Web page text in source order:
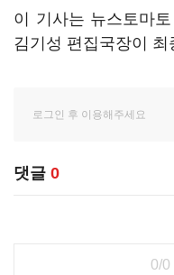
이 기사는 뉴스토마
김기성 편집국장이 최
댓글 0
0/0